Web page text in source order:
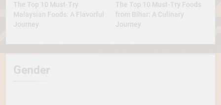
The Top 10 Must-Try
Malaysian Foods: A Flavorful
Journey
The Top 10 Must-Try Foods
from Bihar: A Culinary
Journey
Gender